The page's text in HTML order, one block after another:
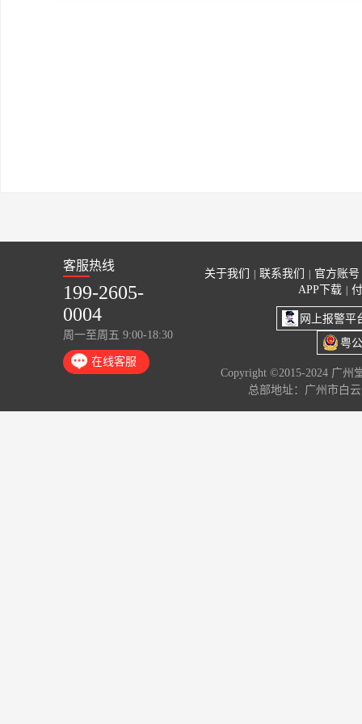
客服热线
199-2605-
0004
周一至周五 9:00-18:30
在线客服
关于我们 联系我们
官方账号
APP下载
网上报警平
粤
Copyright ©2015-2024 广州
总部地址：广州市白